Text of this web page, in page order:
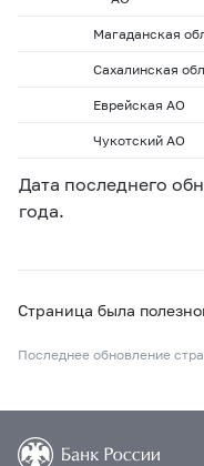
Магаданская
Сахалинская
Еврейская АО
Чукотский АО
Дата последнего
года.
Страница была
Последнее обновление